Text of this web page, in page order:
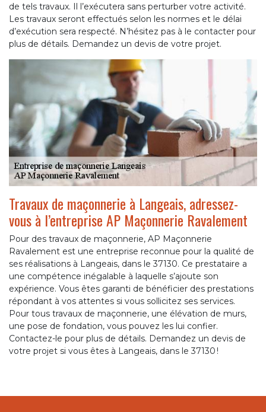
de tels travaux. Il l’exécutera sans perturber votre activité.
Les travaux seront effectués selon les normes et le délai
d’exécution sera respecté. N’hésitez pas à le contacter pour
plus de détails. Demandez un devis de votre projet.
Travaux de maçonnerie à Langeais, adressez-
vous à l’entreprise AP Maçonnerie Ravalement
Pour des travaux de maçonnerie, AP Maçonnerie
Ravalement est une entreprise reconnue pour la qualité de
ses réalisations à Langeais, dans le 37130. Ce prestataire a
une compétence inégalable à laquelle s’ajoute son
expérience. Vous êtes garanti de bénéficier des prestations
répondant à vos attentes si vous sollicitez ses services.
Pour tous travaux de maçonnerie, une élévation de murs,
une pose de fondation, vous pouvez les lui confier.
Contactez-le pour plus de détails. Demandez un devis de
votre projet si vous êtes à Langeais, dans le 37130 !